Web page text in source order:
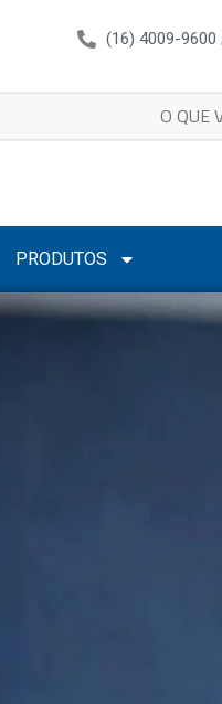
(16) 4009-
PRODUTOS